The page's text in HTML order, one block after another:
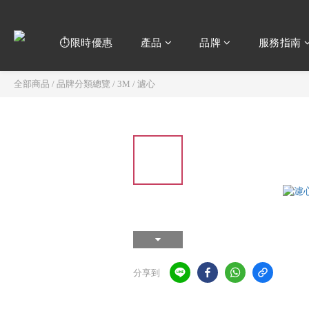
⏱️限時優惠 產品 品牌 服務指南
全部商品 / 品牌分類總覽 / 3M / 濾心
分享到